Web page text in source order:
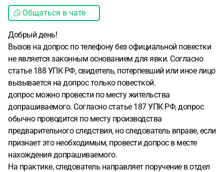
Общаться в чате
Добрый день!
Вызов на допрос по телефону без официальной повестки
не является законным основанием для явки. Согласно
статье 188 УПК РФ, свидетель, потерпевший или иное лицо
вызывается на допрос только повесткой.
допрос можно провести по месту жительства
допрашиваемого. Согласно статье 187 УПК РФ, допрос
обычно проводится по месту производства
предварительного следствия, но следователь вправе, если
признает это необходимым, провести допрос в месте
нахождения допрашиваемого.
На практике, следователь направляет поручение в отдел